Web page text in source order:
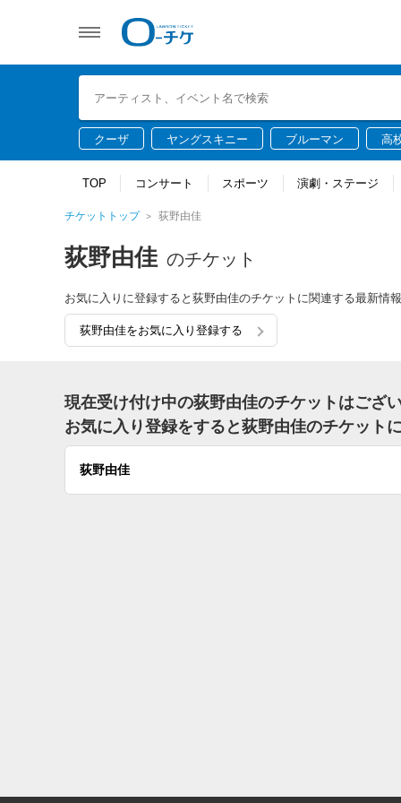
クーザ ヤングスキニー ブルーマン 高
TOP コンサート スポーツ 演劇・ステージ
チケットトップ 荻野由佳
荻野由佳 のチケット
お気に入りに登録すると荻野由佳のチケットに関連する最新情
荻野由佳をお気に入り登録する
現在受け付け中の荻野由佳のチケットはござい
お気に入り登録をすると荻野由佳のチケット
荻野由佳